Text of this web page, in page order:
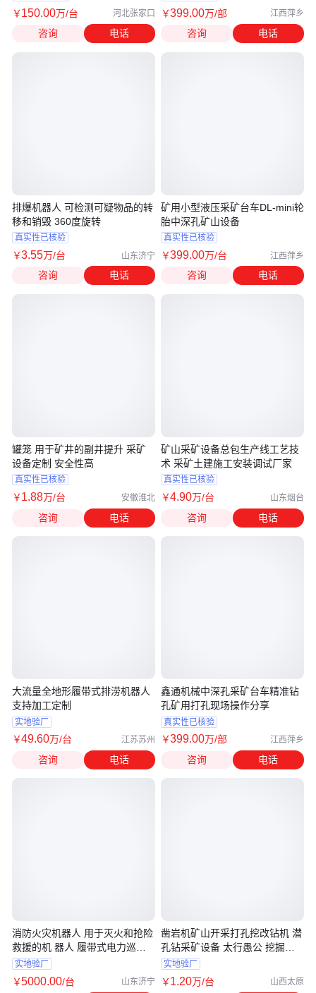
￥150.00万/台 河北张家口
咨询 电话
排爆机器人 可检测可疑物品的转
移和销毁 360度旋转
真实性已核验
￥3.55万/台 山东济宁
咨询 电话
罐笼 用于矿井的副井提升 采矿
设备定制 安全性高
真实性已核验
￥1.88万/台 安徽淮北
咨询 电话
大流量全地形履带式排涝机器人
支持加工定制
实地验厂
￥49.60万/台 江苏苏州
咨询 电话
消防火灾机器人 用于灭火和抢险
救援的机 器人 履带式电力巡检
普煤
实地验厂
￥5000.00/台 山东济宁
￥399.00万/部 江西萍乡
咨询 电话
矿用小型液压采矿台车DL-mini轮
胎中深孔矿山设备
真实性已核验
￥399.00万/台 江西萍乡
咨询 电话
矿山采矿设备总包生产线工艺技
术 采矿土建施工安装调试厂家
真实性已核验
￥4.90万/台 山东烟台
咨询 电话
鑫通机械中深孔采矿台车精准钻
孔矿用打孔现场操作分享
真实性已核验
￥399.00万/部 江西萍乡
咨询 电话
凿岩机矿山开采打孔挖改钻机 潜
孔钻采矿设备 太行愚公 挖掘机
改装
实地验厂
￥1.20万/台 山西太原